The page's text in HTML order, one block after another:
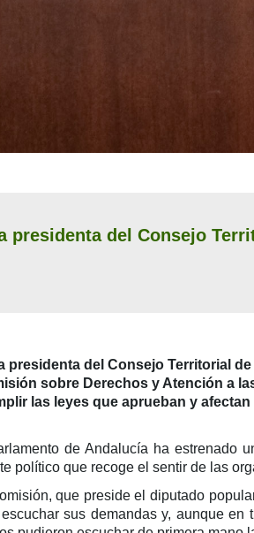
presidenta del Consejo
presidenta del Consejo Territorial
sobre Derechos y Atención a
las leyes que aprueban y
de Andalucía ha estrenado
político que recoge el sentir de las
que preside el diputado
sus demandas y, aunque